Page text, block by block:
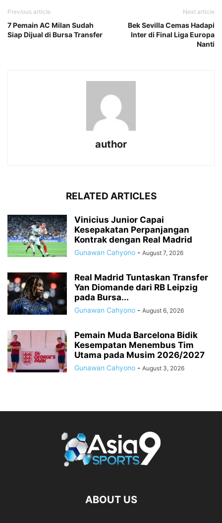
Previous article
7 Pemain AC Milan Sudah
Siap Dijual di Bursa Transfer
Next article
Bek Sevilla Cemas Hadapi
Inter di Final Liga Europa
Nanti
author
RELATED ARTICLES
Vinicius Junior Capai
Kesepakatan Perpanjangan
Kontrak dengan Real Madrid
Gunawan Cahyono - August 7, 2026
Real Madrid Tuntaskan Transfer
Yan Diomande dari RB Leipzig
pada Bursa...
Gunawan Cahyono - August 6, 2026
Pemain Muda Barcelona Bidik
Kesempatan Menembus Tim
Utama pada Musim 2026/2027
Gunawan Cahyono - August 3, 2026
ABOUT US